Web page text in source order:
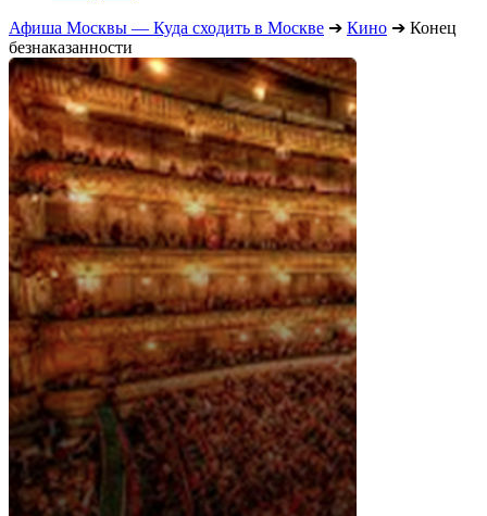
Афиша Москвы — Куда сходить в Москве ➔ Кино ➔ Конец
безнаказанности